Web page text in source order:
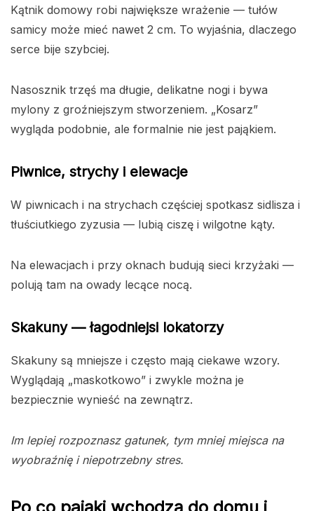
Kątnik domowy robi największe wrażenie — tułów
samicy może mieć nawet 2 cm. To wyjaśnia, dlaczego
serce bije szybciej.
Nasosznik trzęś ma długie, delikatne nogi i bywa
mylony z groźniejszym stworzeniem. „Kosarz”
wygląda podobnie, ale formalnie nie jest pająkiem.
Piwnice, strychy i elewacje
W piwnicach i na strychach częściej spotkasz sidlisza i
tłuściutkiego zyzusia — lubią ciszę i wilgotne kąty.
Na elewacjach i przy oknach budują sieci krzyżaki —
polują tam na owady lecące nocą.
Skakuny — łagodniejsi lokatorzy
Skakuny są mniejsze i często mają ciekawe wzory.
Wyglądają „maskotkowo” i zwykle można je
bezpiecznie wynieść na zewnątrz.
Im lepiej rozpoznasz gatunek, tym mniej miejsca na
wyobraźnię i niepotrzebny stres.